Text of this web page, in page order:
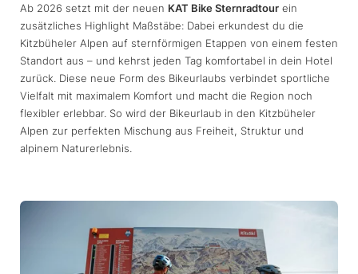
Ab 2026 setzt mit der neuen KAT Bike Sternradtour ein
zusätzliches Highlight Maßstäbe: Dabei erkundest du die
Kitzbüheler Alpen auf sternförmigen Etappen von einem festen
Standort aus – und kehrst jeden Tag komfortabel in dein Hotel
zurück. Diese neue Form des Bikeurlaubs verbindet sportliche
Vielfalt mit maximalem Komfort und macht die Region noch
flexibler erlebbar. So wird der Bikeurlaub in den Kitzbüheler
Alpen zur perfekten Mischung aus Freiheit, Struktur und
alpinem Naturerlebnis.